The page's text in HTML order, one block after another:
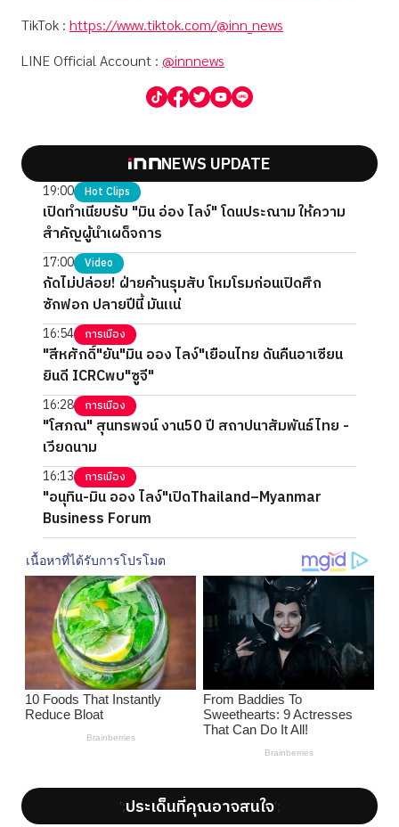
TikTok : https://www.tiktok.com/@inn_news
LINE Official Account : @innnews
NEWS UPDATE
19:00 Hot Clips
เปิดทำเนียบรับ "มิน อ่อง ไลง์" โดนประณาม ให้ความ
สำคัญผู้นำเผด็จการ
17:00 Video
กัดไม่ปล่อย! ฝ่ายค้านรุมสับ โหมโรมก่อนเปิดศึก
ซักฟอก ปลายปีนี้ มันแน่
16:54 การเมือง
"สีหศักดิ์"ยัน"มิน ออง ไลง์"เยือนไทย ดันคืนอาเซียน
ยินดี ICRCพบ"ซูจี"
16:28 การเมือง
"โสภณ" สุนทรพจน์ งาน50 ปี สถาปนาสัมพันธ์ไทย -
เวียดนาม
16:13 การเมือง
"อนุทิน-มิน ออง ไลง์"เปิดThailand–Myanmar
Business Forum
';ประเด็นที่คุณอาจสนใจ';